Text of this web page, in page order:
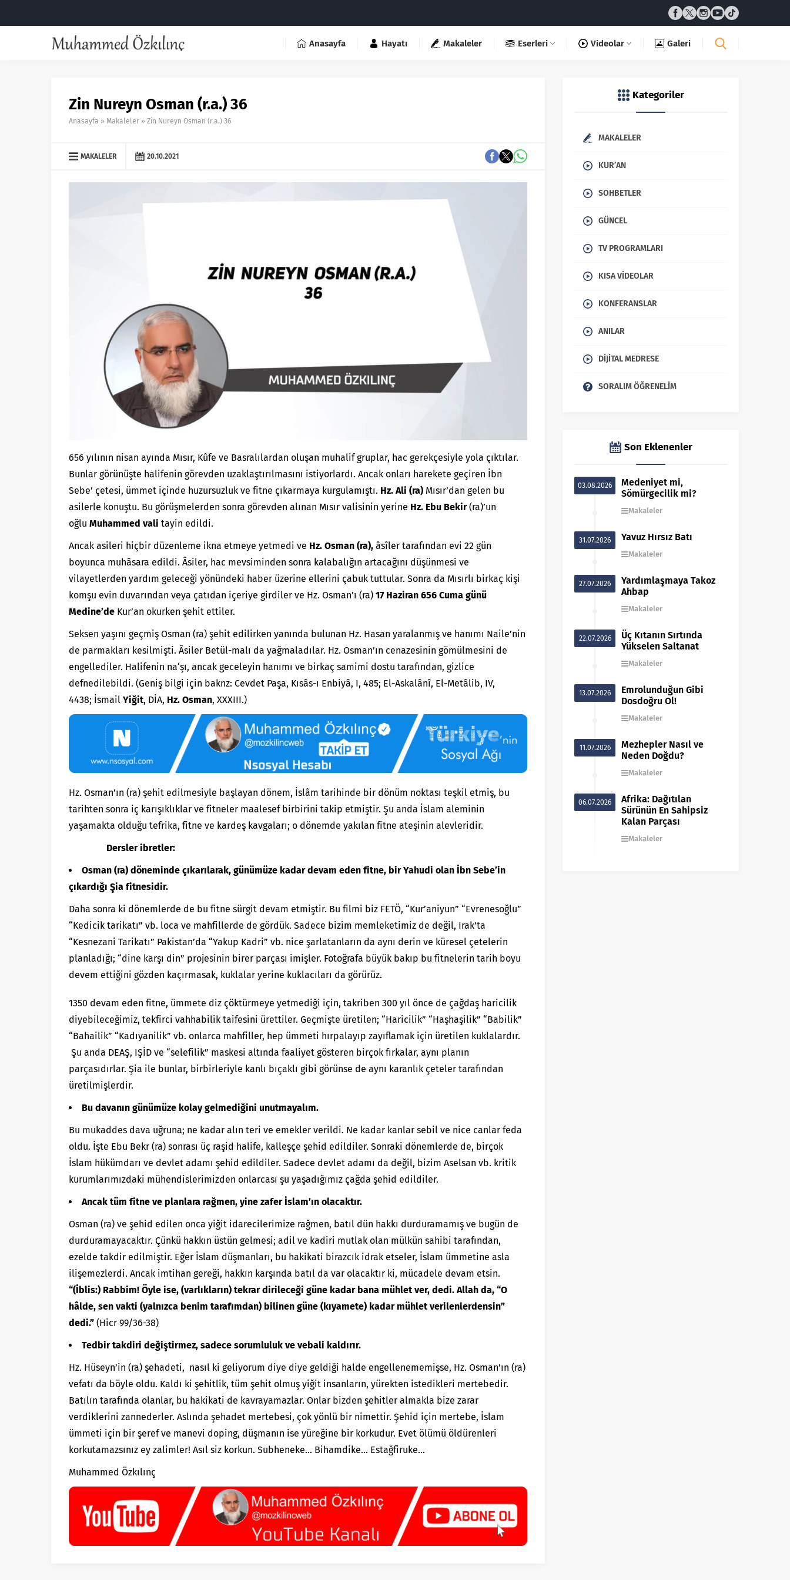
Anasayfa Hayatı Makaleler Eserleri Videolar Galeri
Zin Nureyn Osman (r.a.) 36
Anasayfa » Makaleler » Zin Nureyn Osman (r.a.) 36
MAKALELER 20.10.2021
656 yılının nisan ayında Mısır, Kûfe ve Basralılardan oluşan muhalif gruplar, hac gerekçesiyle yola çıktılar.
Bunlar görünüşte halifenin görevden uzaklaştırılmasını istiyorlardı. Ancak onları harekete geçiren İbn
Sebe’ çetesi, ümmet içinde huzursuzluk ve fitne çıkarmaya kurgulamıştı. Hz. Ali (ra) Mısır’dan gelen bu
asilerle konuştu. Bu görüşmelerden sonra görevden alınan Mısır valisinin yerine Hz. Ebu Bekir(ra)’un
oğlu Muhammed vali tayin edildi.
Ancak asileri hiçbir düzenleme ikna etmeye yetmedi ve Hz. Osman (ra), âsîler tarafından evi 22 gün
boyunca muhâsara edildi. Âsiler, hac mevsiminden sonra kalabalığın artacağını düşünmesi ve
vilayetlerden yardım geleceği yönündeki haber üzerine ellerini çabuk tuttular. Sonra da Mısırlı birkaç kişi
komşu evin duvarından veya çatıdan içeriye girdiler ve Hz. Osman’ı (ra) 17 Haziran 656 Cuma günü
Medine’de Kur’an okurken şehit ettiler.
Seksen yaşını geçmiş Osman (ra) şehit edilirken yanında bulunan Hz. Hasan yaralanmış ve hanımı Naile’nin
de parmakları kesilmişti. Âsiler Betül-malı da yağmaladılar. Hz. Osman’ın cenazesinin gömülmesini de
engellediler. Halifenin na‘şı, ancak geceleyin hanımı ve birkaç samimi dostu tarafından, gizlice
defnedilebildi. (Geniş bilgi için baknz: Cevdet Paşa, Kısâs-ı Enbiyâ, I, 485; El-Askalânî, El-Metâlib, IV,
4438; İsmail Yiğit, DİA, Hz. Osman, XXXIII.)
Hz. Osman’ın (ra) şehit edilmesiyle başlayan dönem, İslâm tarihinde bir dönüm noktası teşkil etmiş, bu
tarihten sonra iç karışıklıklar ve fitneler maalesef birbirini takip etmiştir. Şu anda İslam aleminin
yaşamakta olduğu tefrika, fitne ve kardeş kavgaları; o dönemde yakılan fitne ateşinin alevleridir.
Dersler ibretler:
Osman (ra) döneminde çıkarılarak, günümüze kadar devam eden fitne, bir Yahudi olan İbn Sebe’in
çıkardığı Şia fitnesidir.
Daha sonra ki dönemlerde de bu fitne sürgit devam etmiştir. Bu filmi biz FETÖ, “Kur’aniyun” “Evrenesoğlu”
“Kedicik tarikatı” vb. loca ve mahfillerde de gördük. Sadece bizim memleketimiz de değil, Irak’ta
“Kesnezani Tarikatı” Pakistan’da “Yakup Kadri” vb. nice şarlatanların da aynı derin ve küresel çetelerin
planladığı; “dine karşı din” projesinin birer parçası imişler. Fotoğrafa büyük bakıp bu fitnelerin tarih boyu
devem ettiğini gözden kaçırmasak, kuklalar yerine kuklacıları da görürüz.
1350 devam eden fitne, ümmete diz çöktürmeye yetmediği için, takriben 300 yıl önce de çağdaş haricilik
diyebileceğimiz, tekfirci vahhabilik taifesini ürettiler. Geçmişte üretilen; “Haricilik” “Haşhaşilik” “Babilik”
“Bahailik” “Kadıyanilik” vb. onlarca mahfiller, hep ümmeti hırpalayıp zayıflamak için üretilen kuklalardır.
Şu anda DEAŞ, IŞİD ve “selefilik” maskesi altında faaliyet gösteren birçok fırkalar, aynı planın
parçasıdırlar. Şia ile bunlar, birbirleriyle kanlı bıçaklı gibi görünse de aynı karanlık çeteler tarafından
üretilmişlerdir.
Bu davanın günümüze kolay gelmediğini unutmayalım.
Bu mukaddes dava uğruna; ne kadar alın teri ve emekler verildi. Ne kadar kanlar sebil ve nice canlar feda
oldu. İşte Ebu Bekr (ra) sonrası üç raşid halife, kalleşçe şehid edildiler. Sonraki dönemlerde de, birçok
İslam hükümdarı ve devlet adamı şehid edildiler. Sadece devlet adamı da değil, bizim Aselsan vb. kritik
kurumlarımızdaki mühendislerimizden onlarcası şu yaşadığımız çağda şehid edildiler.
Ancak tüm fitne ve planlara rağmen, yine zafer İslam’ın olacaktır.
Osman (ra) ve şehid edilen onca yiğit idarecilerimize rağmen, batıl dün hakkı durduramamış ve bugün de
durduramayacaktır. Çünkü hakkın üstün gelmesi; adil ve kadiri mutlak olan mülkün sahibi tarafından,
ezelde takdir edilmiştir. Eğer İslam düşmanları, bu hakikati birazcık idrak etseler, İslam ümmetine asla
ilişemezlerdi. Ancak imtihan gereği, hakkın karşında batıl da var olacaktır ki, mücadele devam etsin.
“(İblis:) Rabbim! Öyle ise, (varlıkların) tekrar dirileceği güne kadar bana mühlet ver, dedi. Allah da, “O
hâlde, sen vakti (yalnızca benim tarafımdan) bilinen güne (kıyamete) kadar mühlet verilenlerdensin”
dedi.” (Hicr 99/36-38)
Tedbir takdiri değiştirmez, sadece sorumluluk ve vebali kaldırır.
Hz. Hüseyn’in (ra) şehadeti, nasıl ki geliyorum diye diye geldiği halde engellenememişse, Hz. Osman’ın (ra)
vefatı da böyle oldu. Kaldı ki şehitlik, tüm şehit olmuş yiğit insanların, yürekten istedikleri mertebedir.
Batılın tarafında olanlar, bu hakikati de kavrayamazlar. Onlar bizden şehitler almakla bize zarar
verdiklerini zannederler. Aslında şehadet mertebesi, çok yönlü bir nimettir. Şehid için mertebe, İslam
ümmeti için bir şeref ve manevi doping, düşmanın ise yüreğine bir korkudur. Evet ölümü öldürenleri
korkutamazsınız ey zalimler! Asıl siz korkun. Subheneke… Bihamdike… Estağfiruke…
Muhammed Özkılınç
Kategoriler
MAKALELER
KUR’AN
SOHBETLER
GÜNCEL
TV PROGRAMLARI
KISA VIDEOLAR
KONFERANSLAR
ANILAR
DIJITAL MEDRESE
SORALIM ÖĞRENELIM
Son Eklenenler
03.08.2026
Medeniyet mi,
Sömürgecilik mi?
Makaleler
31.07.2026 Yavuz Hırsız Batı
Makaleler
27.07.2026
Yardımlaşmaya Takoz
Ahbap
Makaleler
22.07.2026
Üç Kıtanın Sırtında
Yükselen Saltanat
Makaleler
13.07.2026
Emrolunduğun Gibi
Dosdoğru Ol!
Makaleler
11.07.2026
Mezhepler Nasıl ve
Neden Doğdu?
Makaleler
06.07.2026
Afrika: Dağıtılan
Sürünün En Sahipsiz
Kalan Parçası
Makaleler